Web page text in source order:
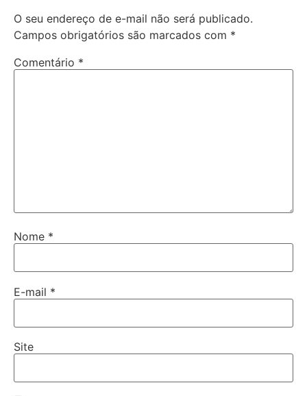
O seu endereço de e-mail não será publicado.
Campos obrigatórios são marcados com *
Comentário *
Nome *
E-mail *
Site